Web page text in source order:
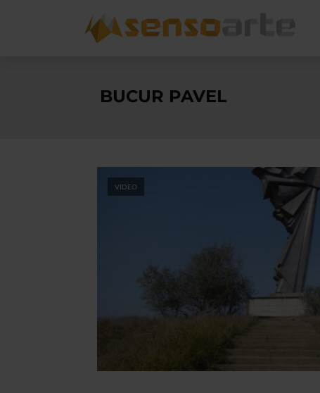
BUCUR PAVEL
VIDEO